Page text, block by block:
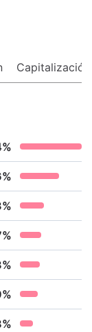
Capitalización
%
%
%
%
%
%
%